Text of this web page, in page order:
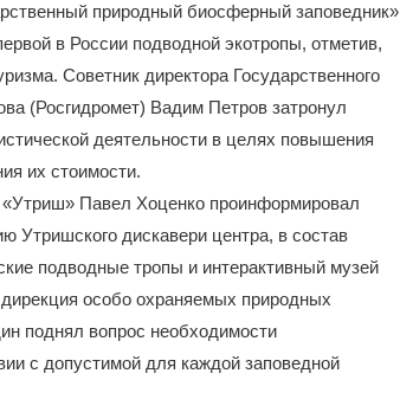
природный биосферный заповедник»
в России подводной экотропы, отметив,
Советник директора Государственного
(Росгидромет) Вадим Петров затронул
деятельности в целях повышения
их стоимости.
Павел Хоценко проинформировал
Утришского дискавери центра, в состав
подводные тропы и интерактивный музей
особо охраняемых природных
поднял вопрос необходимости
с допустимой для каждой заповедной